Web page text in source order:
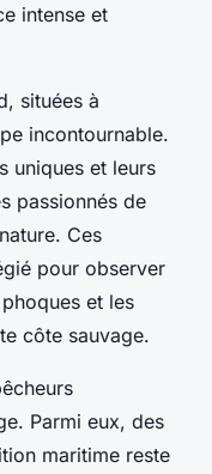
intense et
situées à
incontournable.
uniques et leurs
passionnés de
Ces
pour observer
et les
côte sauvage.
Parmi eux, des
maritime reste